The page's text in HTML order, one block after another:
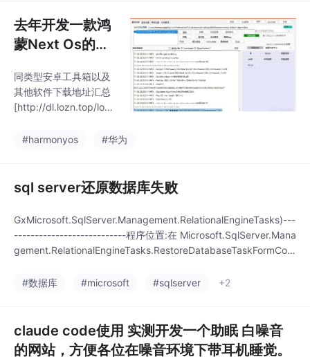
期我第二天测试发现签名失败了。同类型安卓工具箱以及其他软件
下载地址汇总。持拖载多个鸿蒙应用 批量签名安
去年开发一款鸿
蒙Next Os的wi
同类型安卓工具箱以及
其他软件下载地址汇总
[http://dl.lozn.top/loz
ozn/)怎么个玩法呢，比
动读取包名 然后启动，
当然如果没安装 先拖载
后点安装，再点运行
哈。另外也和我以前写
的安卓工具箱一样 ，支
持自己配置命令菜单，
夹，修改对应的配置文
#harmonyos #华为
sql server还原数据库失败
GxMicrosoft.SqlServer.Management.RelationalEngineTasks)---
---------------------------程序位置:在 Microsoft.SqlServer.Mana
gement.RelationalEngineTasks.RestoreDatabaseTaskFormCom
#数据库
#microsoft #sqlserver +2
claude code使用 实测开发一个助眠 白噪音
的网站，方便各位在噪音环境下带耳机睡觉。